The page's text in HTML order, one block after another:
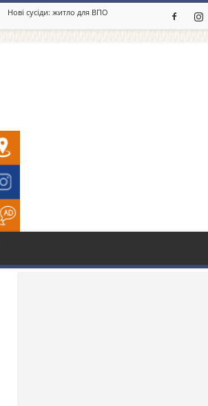
Нові сусіди: житло для ВПО